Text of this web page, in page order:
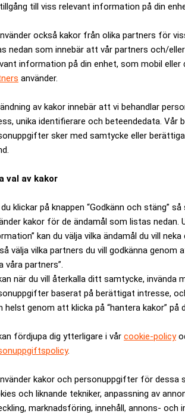
till viss relevant information på din
också kakor från olika partners för
nedan som innebär att vår partners och/
information på din enhet, som mobil eller
använder.
av kakor innebär att vi behandlar
unika identifierare och beteendedata. Vår
sker med samtycke eller
val av kakor
klickar på knappen “Godkänn och stäng”
kakor för de ändamål som listas nedan.
kan du välja vilka ändamål du vill neka
välja vilka partners du vill godkänna genom
våra partners”.
när du vill återkalla ditt samtycke, invända
baserat på berättigat intresse,
helst genom att klicka på “hantera kakor” på
fördjupa dig ytterligare i vår cookie-policy
.
kakor och personuppgifter för dessa
och liknande tekniker, anpassning av
marknadsföring, innehåll, annons- och
noteras på onsdag, har drabbats
ANNONS
fem personer ha blivit förda till
och vållande till kroppsskada har
var under kontroll ungefär en timma
Sandvik Material
är kostnadsfritt: